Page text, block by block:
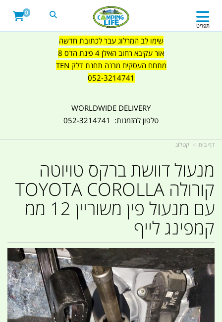
שימו לב המרלוג עבר לכתובת חדשה
אור עקיבא רחוב האילן 4 פינת הדס 8
מתחם העסקים מבנה תחנת דלק TEN
052-3214741
WORLDWIDE DELIVERY
טלפון להזמנות: 052-3214741
תפריט
0
דף בית קטלוג
מנעול דוושת ברקס טויוטה
קורולה TOYOTA COROLLA
עם מנעול פין משוריין 12 ממ
קמפינג לייף